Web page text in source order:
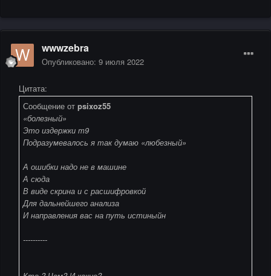
wwwzebra
Опубликовано: 9 июля 2022
Цитата:
Сообщение от psixoz55
«болезный»
Это издержки т9
Подразумевалось я так думаю «любезный»
А ошибки надо не в машине
А сюда
В виде скрина и с расшифровкой
Для дальнейшего анализа
И направления вас на путь истиныйн
----------